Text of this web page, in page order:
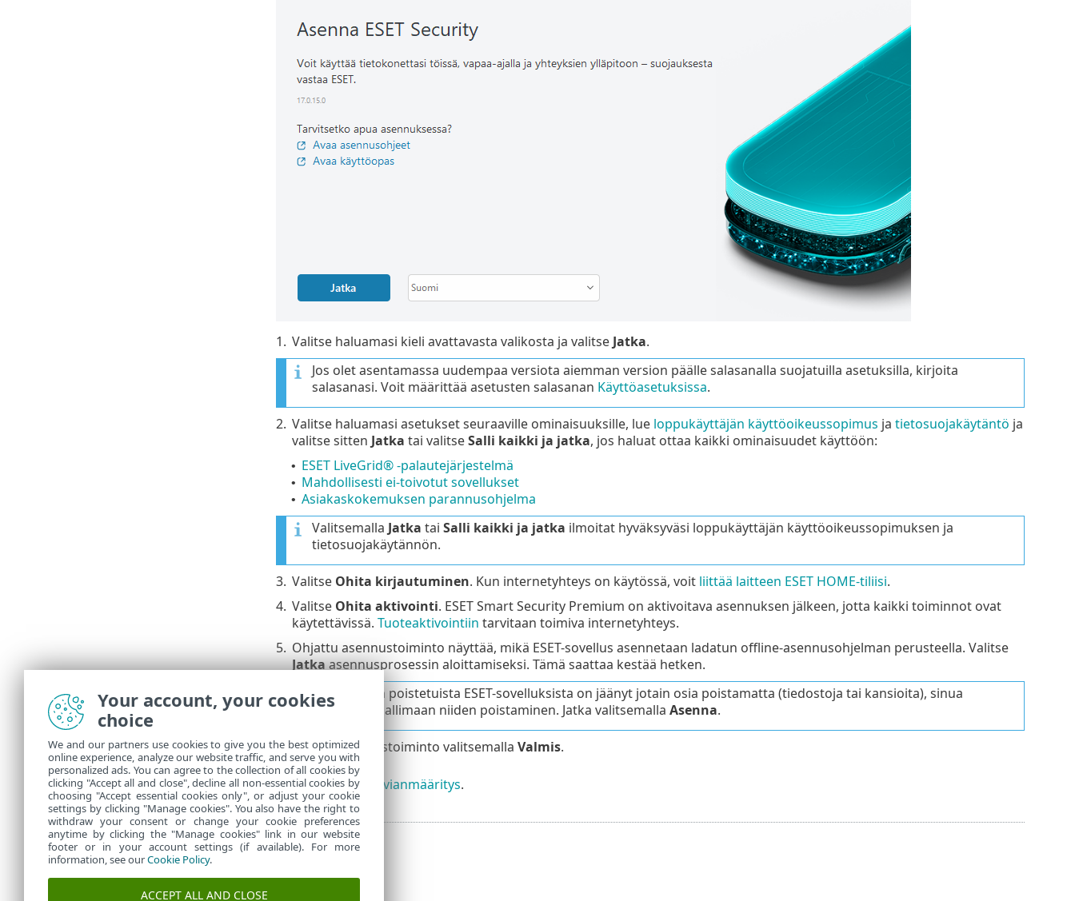
1. Valitse haluamasi kieli avattavasta valikosta ja valitse Jatka.
Jos olet asentamassa uudempaa versiota aiemman version päälle salasanalla suojatuilla asetuksilla, kirjoita
salasanasi. Voit määrittää asetusten salasanan Käyttöasetuksissa.
2. Valitse haluamasi asetukset seuraaville ominaisuuksille, lue loppukäyttäjän käyttöoikeussopimus ja tietosuojakäytäntö ja
valitse sitten Jatka tai valitseSalli kaikki ja jatka, jos haluat ottaa kaikki ominaisuudet käyttöön:
• ESET LiveGrid® -palautejärjestelmä
• Mahdollisesti ei-toivotut sovellukset
• Asiakaskokemuksen parannusohjelma
Valitsemalla Jatka tai Salli kaikki ja jatka ilmoitat hyväksyväsi loppukäyttäjän käyttöoikeussopimuksen ja
tietosuojakäytännön.
3. Valitse Ohita kirjautuminen. Kun internetyhteys on käytössä, voit liittää laitteen ESET HOME-tiliisi.
4. Valitse Ohita aktivointi. ESET Smart Security Premium on aktivoitava asennuksen jälkeen, jotta kaikki toiminnot ovat
käytettävissä. Tuoteaktivointiin tarvitaan toimiva internetyhteys.
5. Ohjattu asennustoiminto näyttää, mikä ESET-sovellus asennetaan ladatun offline-asennusohjelman perusteella. Valitse
Jatkaasennusprosessin aloittamiseksi. Tämä saattaa kestää hetken.
Jos aiemmin poistetuista ESET-sovelluksista on jäänyt jotain osia poistamatta (tiedostoja tai kansioita), sinua
pyydetään sallimaan niiden poistaminen. Jatka valitsemalla Asenna.
6. Lopeta asennustoiminto valitsemalla Valmis.
Asennuksen vianmääritys.
Your account, your cookies
choice
We and our partners use cookies to give you the best optimized
online experience, analyze our website traffic, and serve you with
personalized ads. You can agree to the collection of all cookies by
clicking "Accept all and close", decline all non-essential cookies by
choosing "Accept essential cookies only", or adjust your cookie
settings by clicking "Manage cookies". You also have the right to
withdraw your consent or change your cookie preferences
anytime by clicking the "Manage cookies" link in our website
footer or in your account settings (if available). For more
information, see ourCookie Policy.
ACCEPT ALL AND CLOSE